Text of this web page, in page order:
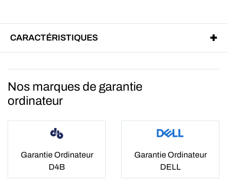
CARACTÉRISTIQUES
Nos marques de garantie
ordinateur
Garantie Ordinateur
D4B
Garantie Ordinateur
DELL